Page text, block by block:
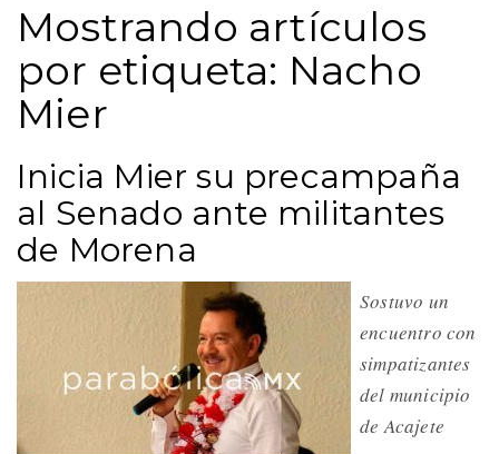
Mostrando artículos
por etiqueta: Nacho
Mier
Inicia Mier su precampaña
al Senado ante militantes
de Morena
Sostuvo un
encuentro con
simpatizantes
del municipio
de Acajete